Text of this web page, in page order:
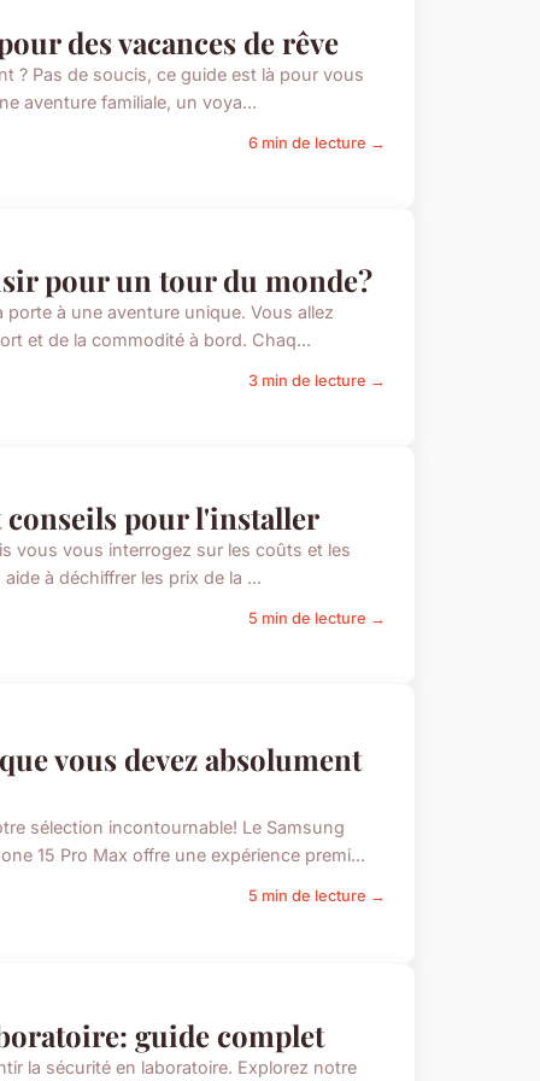
des vacances de rêve
? Pas de soucis, ce guide est là pour vous
aventure familiale, un voya...
6 min de lecture →
pour un tour du monde?
à une aventure unique. Vous allez
et de la commodité à bord. Chaq...
3 min de lecture →
pour l'installer
vous vous interrogez sur les coûts et les
à déchiffrer les prix de la ...
5 min de lecture →
vous devez absolument
sélection incontournable! Le Samsung
15 Pro Max offre une expérience premi...
5 min de lecture →
guide complet
la sécurité en laboratoire. Explorez notre